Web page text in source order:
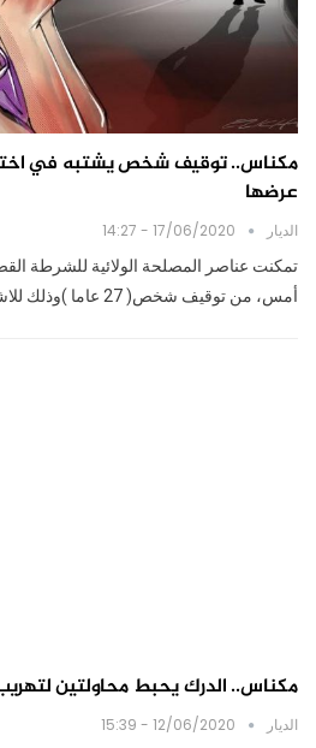
مكناس.. توقيف شخص يشتبه في
عرضها
الديار 17/06/2020 - 14:27
تمكنت عناصر المصلحة الولائية للشرطة
أمس، من توقيف شخص( 27 عاما )وذلك للاشتباه في تورطه في…
مكناس.. الدرك يحبط محاولتين
الديار 12/06/2020 - 15:39